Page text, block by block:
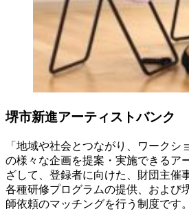
堺市新進アーティストバンク
「地域や社会とつながり、ワークシ
の様々な企画を提案・実施できるア
ざして、登録者に向けた、財団主催
各種研修プログラムの提供、および
師依頼のマッチングを行う制度です。